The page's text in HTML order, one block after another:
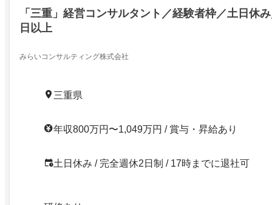
「三重」経営コンサルタント／経験者枠／土日休
日以上
みらいコンサルティング株式会社
三重県
年収800万円〜1,049万円 / 賞与・昇給あり
土日休み / 完全週休2日制 / 17時までに退社可